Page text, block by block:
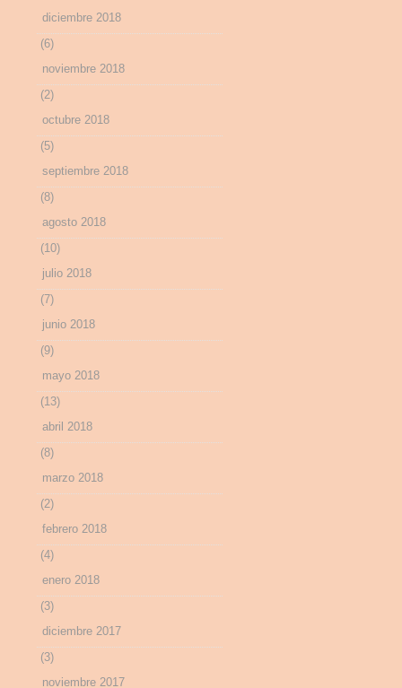
diciembre 2018
(6)
noviembre 2018
(2)
octubre 2018
(5)
septiembre 2018
(8)
agosto 2018
(10)
julio 2018
(7)
junio 2018
(9)
mayo 2018
(13)
abril 2018
(8)
marzo 2018
(2)
febrero 2018
(4)
enero 2018
(3)
diciembre 2017
(3)
noviembre 2017